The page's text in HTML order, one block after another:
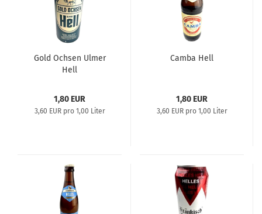
Gold Ochsen Ulmer
Hell
1,80 EUR
3,60 EUR pro 1,00 Liter
Camba Hell
1,80 EUR
3,60 EUR pro 1,00 Liter